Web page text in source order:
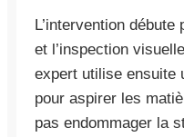
L’intervention débute
et l’inspection
expert utilise ensuite
pour aspirer les
pas endommager la